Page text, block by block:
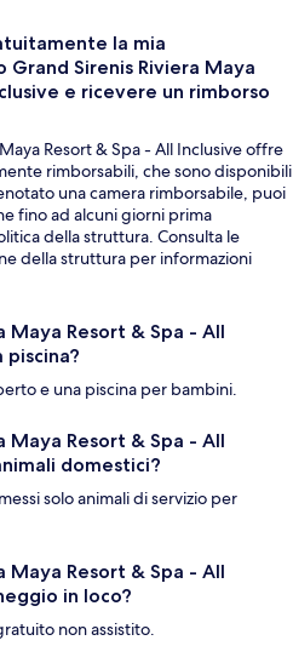
la mia
Sirenis Riviera Maya
e ricevere un rimborso
Resort & Spa - All Inclusive offre
rimborsabili, che sono disponibili
una camera rimborsabile, puoi
fino ad alcuni giorni prima
della struttura. Consulta le
della struttura per informazioni
Maya Resort & Spa - All
piscina?
e una piscina per bambini.
Maya Resort & Spa - All
domestici?
solo animali di servizio per
Maya Resort & Spa - All
in loco?
non assistito.